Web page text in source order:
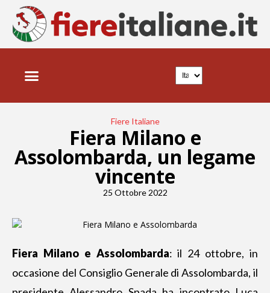
Fiere Italiane
Fiera Milano e
Assolombarda, un legame
vincente
25 Ottobre 2022
Fiera Milano e Assolombarda: il 24 ottobre, in
occasione del Consiglio Generale di Assolombarda, il